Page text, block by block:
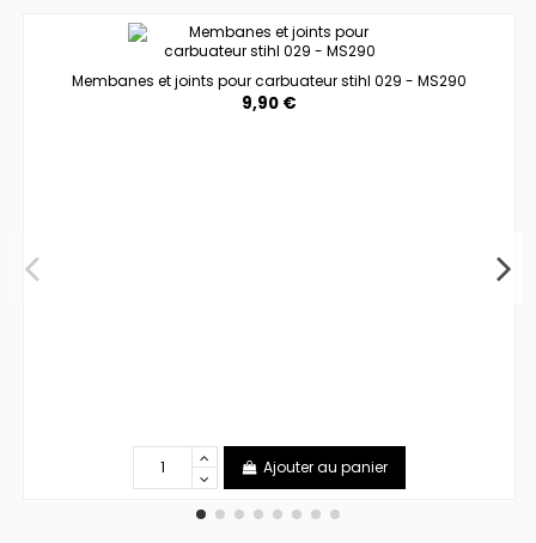
Membanes et joints pour carbuateur stihl 029 - MS290
9,90 €
Ajouter au panier